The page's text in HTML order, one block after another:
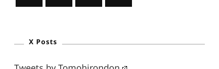
X Posts